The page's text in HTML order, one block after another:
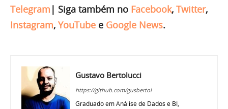
Telegram | Siga também no Facebook, Twitter,
Instagram, YouTube e Google News.
Gustavo Bertolucci
https://github.com/gusbertol
Graduado em Análise de Dados e BI,